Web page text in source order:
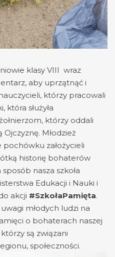
klasy VIII wraz
aby uprzątnąć i
którzy pracowali
która służyła
którzy oddali
Młodzież
pochówku założycieli
historię bohaterów
nasza szkoła
Edukacji i Nauki i
akcji #SzkołaPamięta.
młodych ludzi na
o bohaterach naszej
są związani
społeczności.